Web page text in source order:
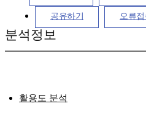
공유하기 오류
분석정보
활용도 분석